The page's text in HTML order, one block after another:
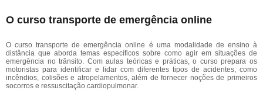
O curso transporte de emergência online
O curso transporte de emergência online é uma modalidade de ensino à
distância que aborda temas específicos sobre como agir em situações de
emergência no trânsito. Com aulas teóricas e práticas, o curso prepara os
motoristas para identificar e lidar com diferentes tipos de acidentes, como
incêndios, colisões e atropelamentos, além de fornecer noções de primeiros
socorros e ressuscitação cardiopulmonar.